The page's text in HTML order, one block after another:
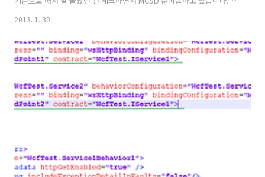
MCP, CCNA 등 외국자격증을 공부할 때 덤프파일을 많이 참고 할 겁니
파일은 vce 확장자로 되어 있고 별도의 실행유틸이 있습니다. vce 확장
자의 덤프파일은 유틸의 메니져를 실행하여 추가(Add) 후 사용하시면 됩
ryusstory) visual_certexam_suite_3.01.zip 위 파일은 받으셔서 설
치하시고 Crack 폴더..
2013. 1. 30.